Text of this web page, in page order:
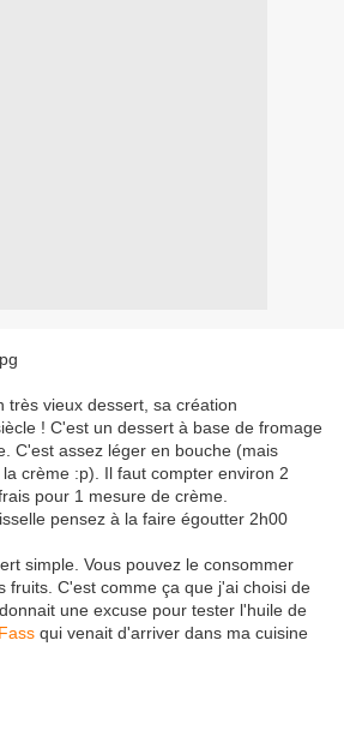
très vieux dessert, sa création
! C'est un dessert à base de fromage
C'est assez léger en bouche (mais
crème :p). Il faut compter environ 2
pour 1 mesure de crème.
pensez à la faire égoutter 2h00
simple. Vous pouvez le consommer
fruits. C'est comme ça que j'ai choisi de
une excuse pour tester l'huile de
qui venait d'arriver dans ma cuisine